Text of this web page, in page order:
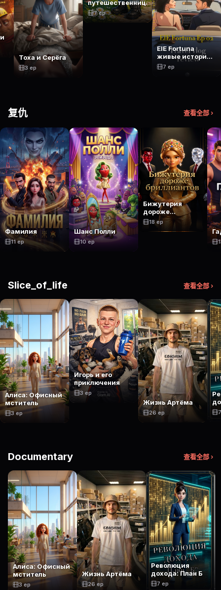
Тоха и Серёга
3 ep
путешественница
7 ep
ElE Fortuna
живые истории
молодой
женщины
7 ep
复仇 查看全部 ›
Фамилия
11 ep
Шанс Полли
10 ep
Бижутерия
дороже
бриллиантов
18 ep
Slice_of_life 查看全部 ›
Алиса: Офисный
мститель
3 ep
Игорь и его
приключения
3 ep
Жизнь Артёма
26 ep
Documentary 查看全部 ›
Алиса: Офисный
мститель
3 ep
Жизнь Артёма
26 ep
Революция
дохода: План Б
7 ep